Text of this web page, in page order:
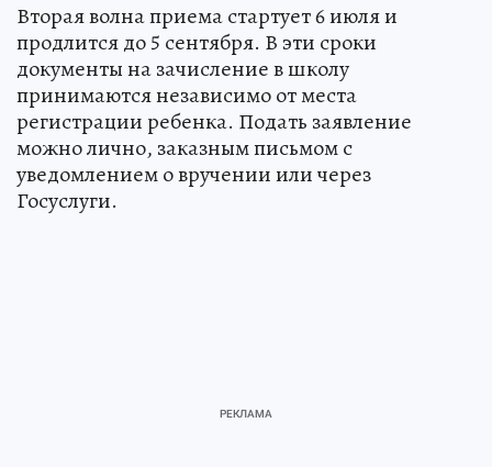
Вторая волна приема стартует 6 июля и
продлится до 5 сентября. В эти сроки
документы на зачисление в школу
принимаются независимо от места
регистрации ребенка. Подать заявление
можно лично, заказным письмом с
уведомлением о вручении или через
Госуслуги.